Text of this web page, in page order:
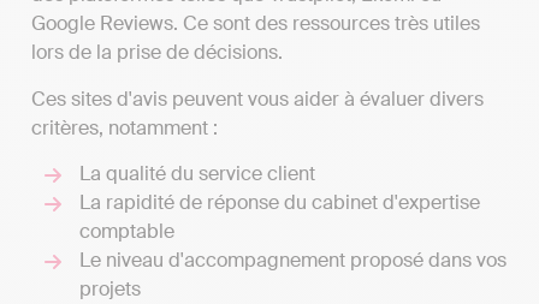
Google Reviews. Ce sont des ressources très utiles
lors de la prise de décisions.
Ces sites d'avis peuvent vous aider à évaluer divers
critères, notamment :
La qualité du service client
La rapidité de réponse du cabinet d'expertise
comptable
Le niveau d'accompagnement proposé dans vos
projets